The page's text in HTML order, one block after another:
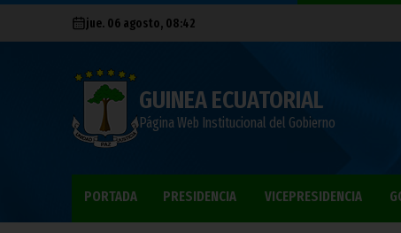
jue. 06 agosto, 08:42
GUINEA ECUATORIAL
Página Web Institucional del Gobierno
PORTADA PRESIDENCIA VICEPRESIDENCIA